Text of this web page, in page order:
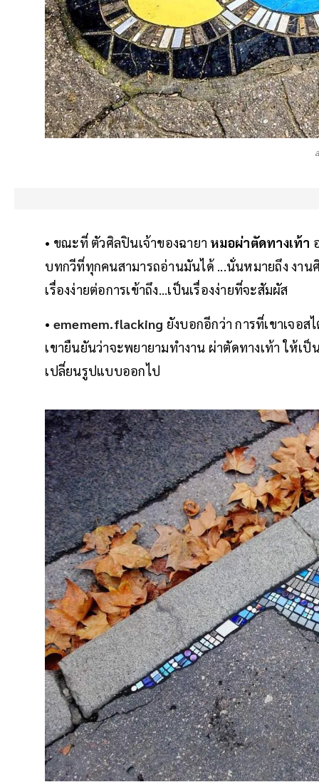
• ขณะที่ ตัวศิลปินเจ้าของฉายา หมอผ่าตัดทางเท้า
บทกวีที่ทุกคนสามารถอ่านมันได้ ...นั่นหมายถึง งาน
เรื่องง่ายต่อการเข้าถึง...เป็นเรื่องง่ายที่จะสัมผัส
• ememem.flacking ยังบอกอีกว่า การที่เขาเจอ
เขายืนยันว่าจะพยายามทำงาน ผ่าตัดทางเท้า ให้เ
เปลี่ยนรูปแบบออกไป